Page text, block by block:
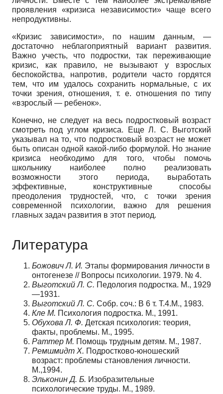
проявления «кризиса независимости» чаще всего
непродуктивны.
«Кризис зависимости», по нашим данным, —
достаточно неблагоприятный вариант развития.
Важно учесть, что подростки, так переживающие
кризис, как правило, не вызывают у взрослых
беспокойства, напротив, родители часто гордятся
тем, что им удалось сохранить нормальные, с их
точки зрения, отношения, т. е. отношения по типу
«взрослый — ребенок».
Конечно, не следует на весь подростковый возраст
смотреть под углом кризиса. Еще Л. С. Выготский
указывал на то, что подростковый возраст не может
быть описан одной какой-либо формулой. Но знание
кризиса необходимо для того, чтобы помочь
школьнику наиболее полно реализовать
возможности этого периода, выработать
эффективные, конструктивные способы
преодоления трудностей, что, с точки зрения
современной психологии, важно для решения
главных задач развития в этот период.
Литература
Божович Л. И. Этапы формирования личности в
онтогенезе // Вопросы психологии. 1979. № 4.
Выготский Л. С. Педология подростка. М., 1929
—1931.
Выготский Л. С. Собр. соч.: В 6 т. Т.4.М., 1983.
Кле М. Психология подростка. М., 1991.
Обухова Л. Ф. Детская психология: теория,
факты, проблемы. М., 1995.
Раттер М. Помощь трудным детям. М., 1987.
Ремшмидт X. Подростково-юношеский
возраст: проблемы становления личности.
М.,1994.
Эльконин Д. Б. Изобразительные
психологические труды. М., 1989.